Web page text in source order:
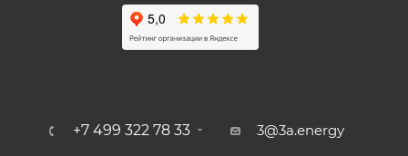
+7 499 322 78 33 3@3a.energy